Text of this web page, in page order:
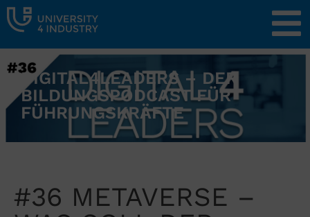
DIGITAL4LEADERS – DER
BILDUNGSPODCAST FÜR
FÜHRUNGSKRÄFTE
#36 METAVERSE –